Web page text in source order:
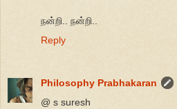
நன்றி.. நன்றி..
Reply
Philosophy Prabhakaran
@ s suresh